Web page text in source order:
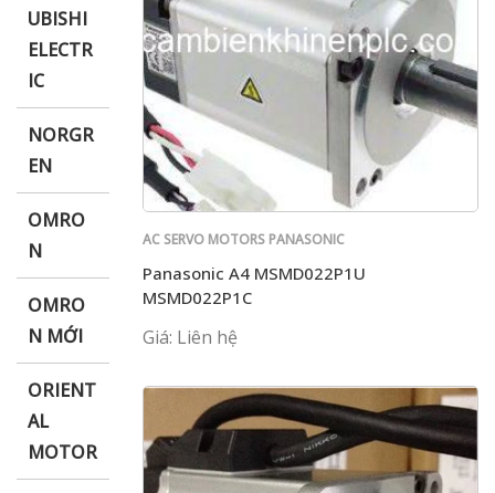
UBISHI
ELECTR
IC
NORGR
EN
OMRO
N
OMRO
N MỚI
ORIENT
AL
MOTOR
AC SERVO MOTORS PANASONIC
Panasonic A4 MSMD022P1U
MSMD022P1C
Giá: Liên hệ